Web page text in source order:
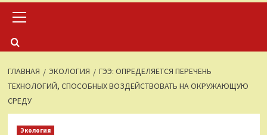
меню
ГЛАВНАЯ ЭКОЛОГИЯ
ГЭЭ: ОПРЕДЕЛЯЕТСЯ ПЕРЕЧЕНЬ
ТЕХНОЛОГИЙ, СПОСОБНЫХ ВОЗДЕЙСТВОВАТЬ НА ОКРУЖАЮЩУЮ
СРЕДУ
Экология